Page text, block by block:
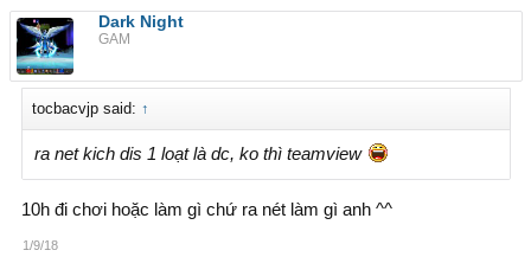
Dark Night
GAM
tocbacvjp said: ↑
ra net kich dis 1 loạt là dc, ko thì teamview
10h đi chơi hoặc làm gì chứ ra nét làm gì anh ^^
1/9/18